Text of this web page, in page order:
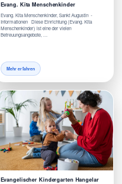
Evang. Kita Menschenkinder
Evang. Kita Menschenkinder, Sankt Augustin -
Informationen Diese Einrichtung (Evang. Kita
Menschenkinder) ist eine der vielen
Betreuungsangebote, …
Mehr erfahren
Evangelischer Kindergarten Hangelar